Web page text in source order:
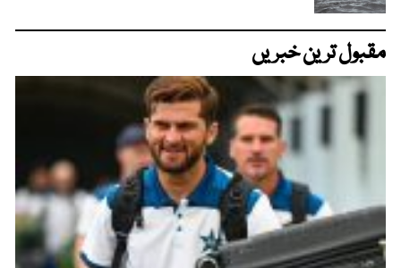
مقبول ترین خبریں